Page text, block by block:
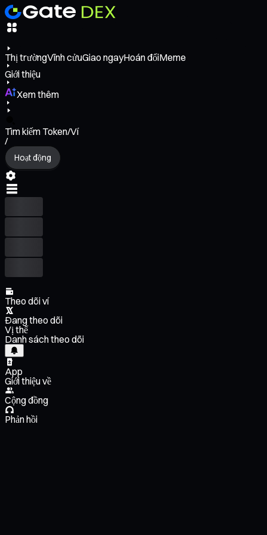
Thị trườngVĩnh cửuGiao ngayHoán đổiMeme
Giới thiệu
Xem thêm
Tìm kiếm Token/Ví
/
Hoạt động
Theo dõi ví
Đang theo dõi
Vị thế
Danh sách theo dõi
App
Giới thiệu về
Cộng đồng
Phản hồi